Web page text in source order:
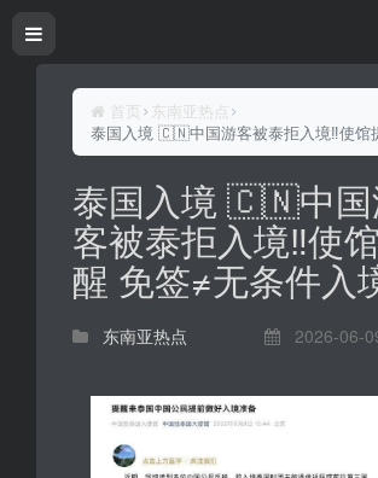
首页
东南亚热点
泰国入境 🇨🇳中国游客被泰拒入境‼️使馆
泰国入境 🇨🇳中国
客被泰拒入境‼️使
醒 免签≠无条件入
东南亚热点 2026-06-